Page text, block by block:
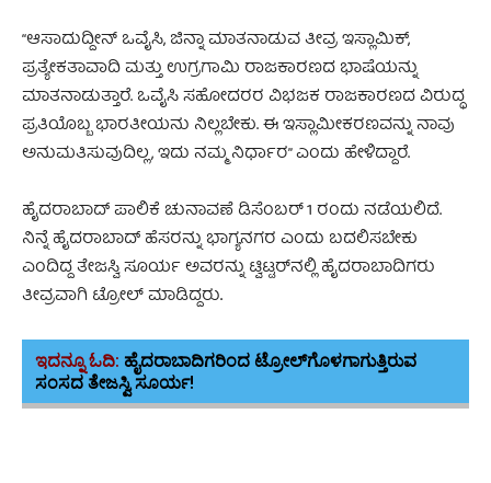
“ಆಸಾದುದ್ದೀನ್ ಒವೈಸಿ, ಜಿನ್ನಾ ಮಾತನಾಡುವ ತೀವ್ರ ಇಸ್ಲಾಮಿಕ್,
ಪ್ರತ್ಯೇಕತಾವಾದಿ ಮತ್ತು ಉಗ್ರಗಾಮಿ ರಾಜಕಾರಣದ ಭಾಷೆಯನ್ನು
ಮಾತನಾಡುತ್ತಾರೆ. ಒವೈಸಿ ಸಹೋದರರ ವಿಭಜಕ ರಾಜಕಾರಣದ ವಿರುದ್ಧ
ಪ್ರತಿಯೊಬ್ಬ ಭಾರತೀಯನು ನಿಲ್ಲಬೇಕು. ಈ ಇಸ್ಲಾಮೀಕರಣವನ್ನು ನಾವು
ಅನುಮತಿಸುವುದಿಲ್ಲ, ಇದು ನಮ್ಮ ನಿರ್ಧಾರ” ಎಂದು ಹೇಳಿದ್ದಾರೆ.
ಹೈದರಾಬಾದ್ ಪಾಲಿಕೆ ಚುನಾವಣೆ ಡಿಸೆಂಬರ್ 1 ರಂದು ನಡೆಯಲಿದೆ.
ನಿನ್ನೆ ಹೈದರಾಬಾದ್ ಹೆಸರನ್ನು ಭಾಗ್ಯನಗರ ಎಂದು ಬದಲಿಸಬೇಕು
ಎಂದಿದ್ದ ತೇಜಸ್ವಿ ಸೂರ್ಯ ಅವರನ್ನು ಟ್ವಿಟ್ಟರ್‌‌ನಲ್ಲಿ ಹೈದರಾಬಾದಿಗರು
ತೀವ್ರವಾಗಿ ಟ್ರೋಲ್ ಮಾಡಿದ್ದರು.
ಇದನ್ನೂ ಓದಿ: ಹೈದರಾಬಾದಿಗರಿಂದ ಟ್ರೋಲ್‌ಗೊಳಗಾಗುತ್ತಿರುವ
ಸಂಸದ ತೇಜಸ್ವಿ ಸೂರ್ಯ!